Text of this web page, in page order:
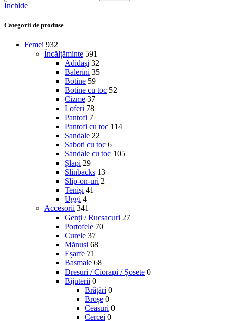
Închide
Categorii de produse
Femei 932
Încălțăminte 591
Adidași 32
Balerini 35
Botine 59
Botine cu toc 52
Cizme 37
Loferi 78
Pantofi 7
Pantofi cu toc 114
Sandale 22
Saboti cu toc 6
Sandale cu toc 105
Șlapi 29
Slinbacks 13
Slip-on-uri 2
Teniși 41
Uggi 4
Accesorii 341
Genți / Rucsacuri 27
Portofele 70
Curele 37
Mănuși 68
Eșarfe 71
Basmale 68
Dresuri / Ciorapi / Șosete 0
Bijuterii 0
Brățări 0
Broșe 0
Ceasuri 0
Cercei 0